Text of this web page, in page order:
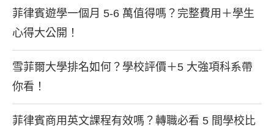
菲律賓遊學一個月 5-6 萬值得嗎？完整費用＋學生
心得大公開！
雪菲爾大學排名如何？學校評價＋5 大強項科系帶
你看！
菲律賓商用英文課程有效嗎？轉職必看 5 間學校比